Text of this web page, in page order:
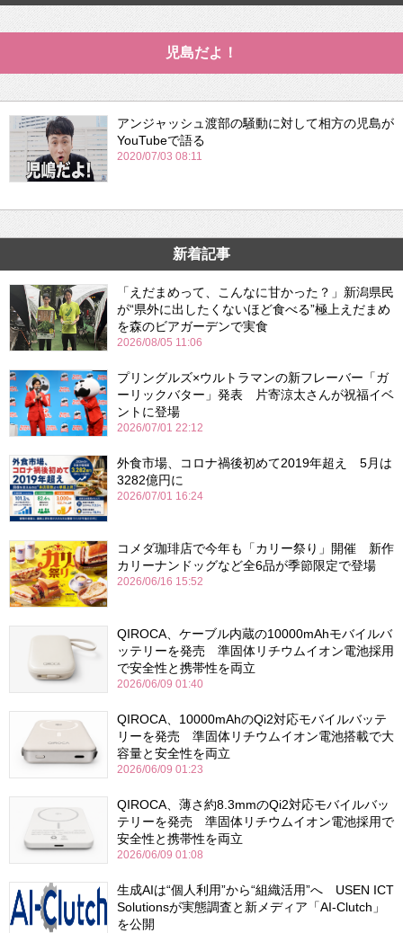
児島だよ！
アンジャッシュ渡部の騒動に対して相方の児島が
YouTubeで語る
2020/07/03 08:11
新着記事
「えだまめって、こんなに甘かった？」新潟県民
が“県外に出したくないほど食べる”極上えだまめ
を森のビアガーデンで実食
2026/08/05 11:06
プリングルズ×ウルトラマンの新フレーバー「ガ
ーリックバター」発表 片寄涼太さんが祝福イベ
ントに登場
2026/07/01 22:12
外食市場、コロナ禍後初めて2019年超え 5月は
3282億円に
2026/07/01 16:24
コメダ珈琲店で今年も「カリー祭り」開催 新作
カリーナンドッグなど全6品が季節限定で登場
2026/06/16 15:52
QIROCA、ケーブル内蔵の10000mAhモバイルバ
ッテリーを発売 準固体リチウムイオン電池採用
で安全性と携帯性を両立
2026/06/09 01:40
QIROCA、10000mAhのQi2対応モバイルバッテ
リーを発売 準固体リチウムイオン電池搭載で大
容量と安全性を両立
2026/06/09 01:23
QIROCA、薄さ約8.3mmのQi2対応モバイルバッ
テリーを発売 準固体リチウムイオン電池採用で
安全性と携帯性を両立
2026/06/09 01:08
生成AIは“個人利用”から“組織活用”へ USEN ICT
Solutionsが実態調査と新メディア「AI-Clutch」
を公開